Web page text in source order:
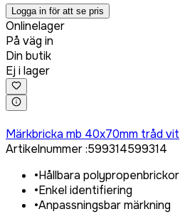
Logga in för att se pris
Onlinelager
På väg in
Din butik
Ej i lager
Märkbricka mb 40x70mm tråd vit
Artikelnummer:599314599314
•Hållbara polypropenbrickor
•Enkel identifiering
•Anpassningsbar märkning